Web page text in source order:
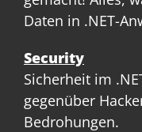
Daten in .NET-
Security
Sicherheit im
gegenüber
Bedrohungen.